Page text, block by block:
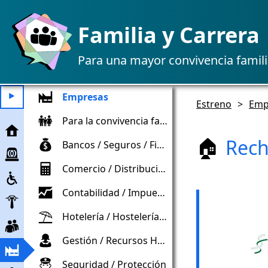
Familia y Carrera
Para una mayor convivencia
⯈
Estreno
Ayuda
de
emergencia
Inclusión
Empleador
Trabajadores
Empresa
Empresas
Para la convivencia familiar
Bancos / Seguros / Finanzas
Comercio / Distribución
Contabilidad / Impuestos / Controles
Hotelería / Hostelería / Turismo
Gestión / Recursos Humanos
Seguridad / Protección
Estreno >
🏠